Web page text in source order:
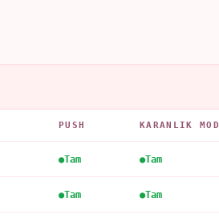
PUSH KARANLIK MOD
Tam Tam
Tam Tam